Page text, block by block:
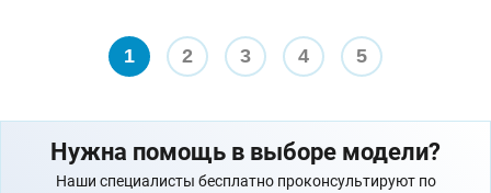
1 2 3 4 5
Нужна помощь в выборе модели?
Наши специалисты бесплатно проконсультируют по